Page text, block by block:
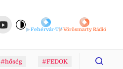
Fehérvár-TVVörösmarty Rádió
#hőség #FEDOK